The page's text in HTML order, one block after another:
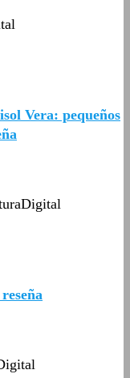
Vera: pequeños